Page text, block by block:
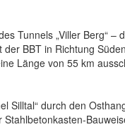
Tunnels „Viller Berg“ –
der BBT in Richtung
Länge von 55 km
Silltal“ durch den
Stahlbetonkasten-